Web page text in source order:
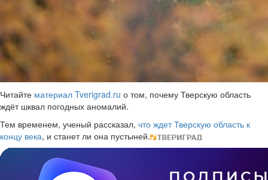
Читайте материал Tverigrad.ru о том, почему Тверскую область
ждёт шквал погодных аномалий.
Тем временем, ученый рассказал, что ждет Тверскую область к
концу века, и станет ли она пустыней.